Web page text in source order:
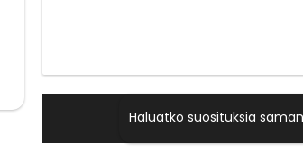
Haluatko suosituksia